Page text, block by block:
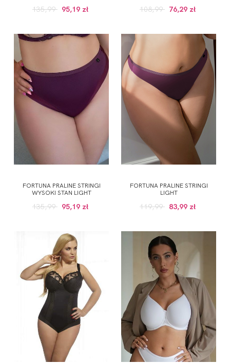
135,99 95,19 zł 108,99 76,29 zł
FORTUNA PRALINE STRINGI
WYSOKI STAN LIGHT
135,99 95,19 zł
FORTUNA PRALINE STRINGI
LIGHT
119,99 83,99 zł